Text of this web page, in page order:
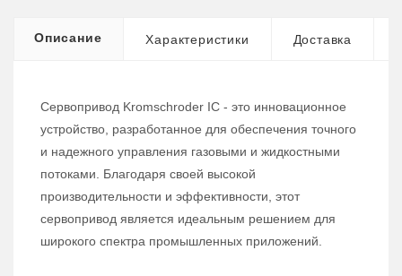
Описание Характеристики Доставка
Сервопривод Kromschroder IC - это инновационное
устройство, разработанное для обеспечения точного
и надежного управления газовыми и жидкостными
потоками. Благодаря своей высокой
производительности и эффективности, этот
сервопривод является идеальным решением для
широкого спектра промышленных приложений.